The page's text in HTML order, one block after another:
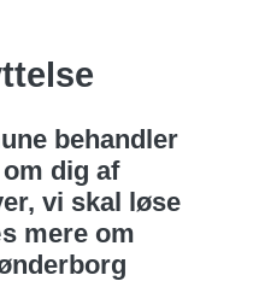
behandler
dig af
vi skal løse
mere om